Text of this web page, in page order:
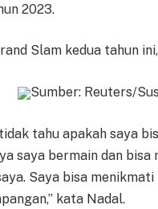
2023.
Slam kedua tahun
Sumber: Reuters/
tahu apakah saya
saya bermain dan
Saya bisa
kata Nadal.